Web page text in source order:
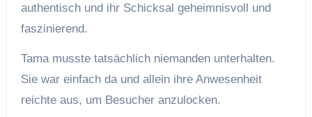
authentisch und ihr Schicksal geheimnisvoll und
faszinierend.
Tama musste tatsächlich niemanden unterhalten.
Sie war einfach da und allein ihre Anwesenheit
reichte aus, um Besucher anzulocken.